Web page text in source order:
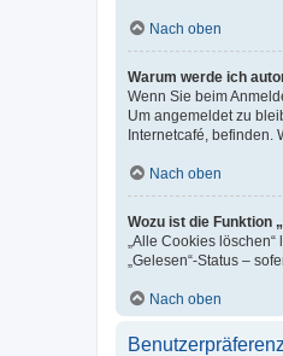
Nach oben
Warum werde ich
Wenn Sie beim
Um angemeldet zu
Internetcafé, befinden.
Nach oben
Wozu ist die Funktion
„Alle Cookies
„Gelesen“-Status –
Nach oben